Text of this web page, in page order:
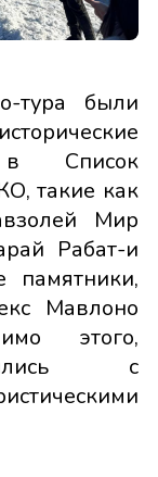
тура были
в Список
такие как
Мир
Рабат-и
памятники,
Мавлоно
этого,
с